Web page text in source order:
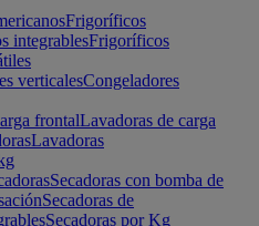
Frigoríficos
integrablesFrigoríficos
verticalesCongeladores
frontalLavadoras de carga
Lavadoras
Secadoras con bomba de
Secadoras de
Secadoras por Kg